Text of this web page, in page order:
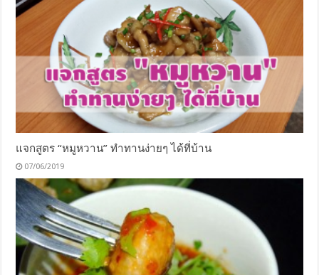
แจกสูตร “หมูหวาน” ทำทานง่ายๆ ได้ที่บ้าน
07/06/2019